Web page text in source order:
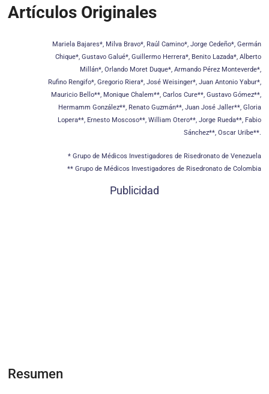
Artículos Originales
Mariela Bajares*, Milva Bravo*, Raúl Camino*, Jorge Cedeño*, Germán
Chique*, Gustavo Galué*, Guillermo Herrera*, Benito Lazada*, Alberto
Millán*, Orlando Moret Duque*, Armando Pérez Monteverde*,
Rufino Rengifo*, Gregorio Riera*, José Weisinger*, Juan Antonio Yabur*,
Mauricio Bello**, Monique Chalem**, Carlos Cure**, Gustavo Gómez**,
Hermamm González**, Renato Guzmán**, Juan José Jaller**, Gloria
Lopera**, Ernesto Moscoso**, William Otero**, Jorge Rueda**, Fabio
Sánchez**, Oscar Uribe**.
* Grupo de Médicos Investigadores de Risedronato de Venezuela
** Grupo de Médicos Investigadores de Risedronato de Colombia
Publicidad
Resumen